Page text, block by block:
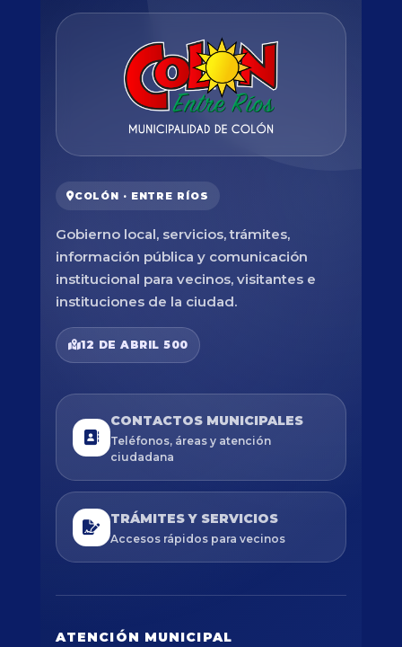
COLÓN · ENTRE RÍOS
Gobierno local, servicios, trámites,
información pública y comunicación
institucional para vecinos, visitantes e
instituciones de la ciudad.
12 DE ABRIL 500
CONTACTOS MUNICIPALES
Teléfonos, áreas y atención
ciudadana
TRÁMITES Y SERVICIOS
Accesos rápidos para vecinos
ATENCIÓN MUNICIPAL